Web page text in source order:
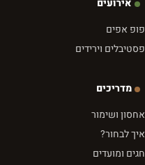
אירועים
פופ אפים
פסטיבלים וירידים
מדריכים
אחסון ושימור
איך לבחור?
חגים ומועדים